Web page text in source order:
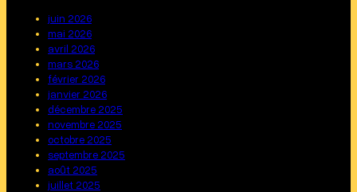
juin 2026
mai 2026
avril 2026
mars 2026
février 2026
janvier 2026
décembre 2025
novembre 2025
octobre 2025
septembre 2025
août 2025
juillet 2025